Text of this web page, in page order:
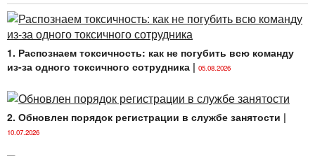
1. Распознаем токсичность: как не погубить всю команду
из-за одного токсичного сотрудника | 05.08.2026
2. Обновлен порядок регистрации в службе занятости |
10.07.2026